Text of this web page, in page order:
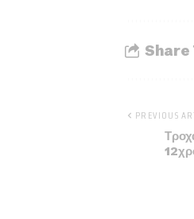
PREVIOUS